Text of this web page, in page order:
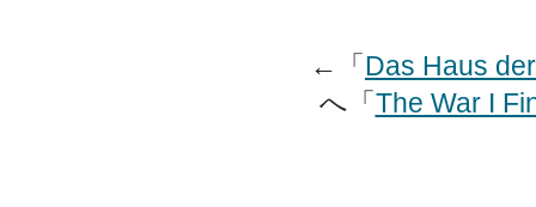
←「Das Haus
へ「The War I